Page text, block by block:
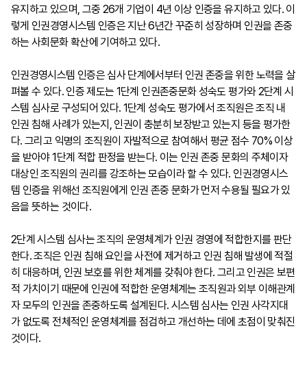
유지하고 있으며, 그중 26개 기업이 4년 이상 인증을 유지하고 있다. 이
렇게 인권경영시스템 인증은 지난 6년간 꾸준히 성장하며 인권을 존중
하는 사회문화 확산에 기여하고 있다.
인권경영시스템 인증은 심사 단계에서부터 인권 존중을 위한 노력을 살
펴볼 수 있다. 인증 제도는 1단계 인권존중문화 성숙도 평가와 2단계 시
스템 심사로 구성되어 있다. 1단계 성숙도 평가에서 조직원은 조직 내
인권 침해 사례가 있는지, 인권이 충분히 보장받고 있는지 등을 평가한
다. 그리고 익명의 조직원이 자발적으로 참여해서 평균 점수 70% 이상
을 받아야 1단계 적합 판정을 받는다. 이는 인권 존중 문화의 주체이자
대상인 조직원의 권리를 강조하는 모습이라 할 수 있다. 인권경영시스
템 인증을 위해선 조직원에게 인권 존중 문화가 먼저 수용될 필요가 있
음을 뜻하는 것이다.
2단계 시스템 심사는 조직의 운영체계가 인권 경영에 적합한지를 판단
한다. 조직은 인권 침해 요인을 사전에 제거하고 인권 침해 발생에 적절
히 대응하며, 인권 보호를 위한 체계를 갖춰야 한다. 그리고 인권은 보편
적 가치이기 때문에 인권에 적합한 운영체계는 조직원과 외부 이해관계
자 모두의 인권을 존중하도록 설계된다. 시스템 심사는 인권 사각지대
가 없도록 전체적인 운영체계를 점검하고 개선하는 데에 초점이 맞춰진
것이다.